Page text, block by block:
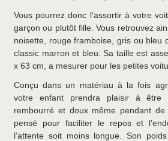
Vous pourrez donc l’assortir à votre
garçon ou plutôt fille. Vous retrouvez
noisette, rouge framboise, gris ou bleu
classic marron et bleu. Sa taille est
x 63 cm, a mesurer pour les petites
Conçu dans un matériau à la fois
votre enfant prendra plaisir à être
rembourré et doux même pendant
pensé pour faciliter le repos et
l’attente soit moins longue. Son